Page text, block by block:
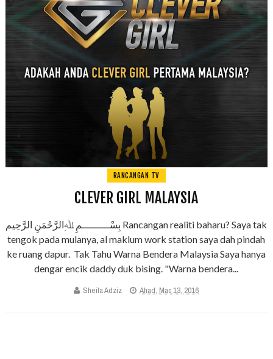
RANCANGAN TV
CLEVER GIRL MALAYSIA
بِسْـــــــــمِ ﷲِالرَّحْمَنِ الرَّحِيم Rancangan realiti baharu? Saya tak
tengok pada mulanya, al maklum work station saya dah pindah
ke ruang dapur. Tak Tahu Warna Bendera Malaysia Saya hanya
dengar encik daddy duk bising. "Warna bendera...
Sheila Adziz Ahad, Mac 13, 2016